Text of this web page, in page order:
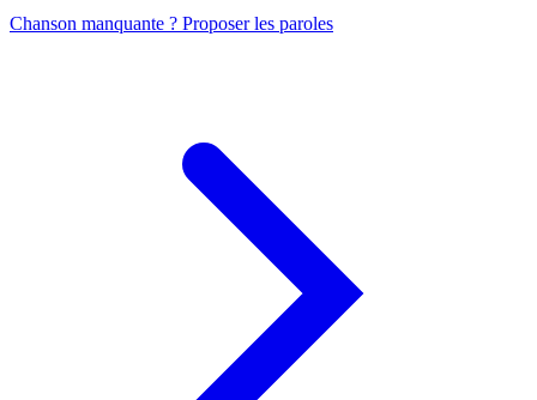
Chanson manquante ? Proposer les paroles